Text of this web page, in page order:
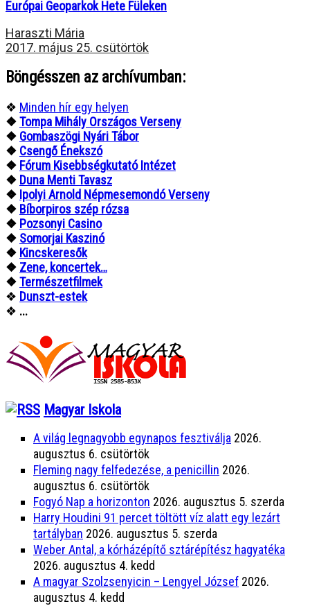
Európai Geoparkok Hete Füleken
Haraszti Mária
2017. május 25. csütörtök
Böngésszen az archívumban:
❖ Minden hír egy helyen
❖Tompa Mihály Országos Verseny
❖ Gombaszögi Nyári Tábor
❖ Csengő Énekszó
❖ Fórum Kisebbségkutató Intézet
❖ Duna Menti Tavasz
❖ Ipolyi Arnold Népmesemondó Verseny
❖ Bíborpiros szép rózsa
❖ Pozsonyi Casino
❖ Somorjai Kaszinó
❖ Kincskeresők
❖ Zene, koncertek…
❖Természetfilmek
❖ Dunszt-estek
❖ ...
Magyar Iskola
A világ legnagyobb egynapos fesztiválja 2026.
augusztus 6. csütörtök
Fleming nagy felfedezése, a penicillin 2026.
augusztus 6. csütörtök
Fogyó Nap a horizonton 2026. augusztus 5. szerda
Harry Houdini 91 percet töltött víz alatt egy lezárt
tartályban 2026. augusztus 5. szerda
Weber Antal, a kórházépítő sztárépítész hagyatéka
2026. augusztus 4. kedd
A magyar Szolzsenyicin – Lengyel József 2026.
augusztus 4. kedd